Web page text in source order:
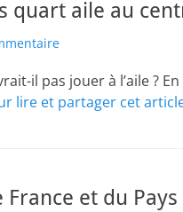
quart aile au
il pas jouer à l’aile ?
lire et partager cet
et du